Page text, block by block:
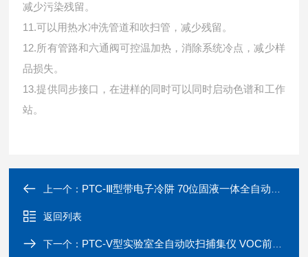
减少污染残留。
11.可以用热水冲洗管道和吹扫管，减少残留。
12.所有管路和六通阀可控温加热，消除系统冷点，减少样
品损失。
13.提供同步接口，在进样的同时可以同时启动色谱和工作
站。
上一个： PTC-Ⅲ型带电子冷阱 70位固液一体全自动吹扫捕集仪
返回列表
下一个： PTC-V型实验室全自动吹扫捕集仪 VOC前处理